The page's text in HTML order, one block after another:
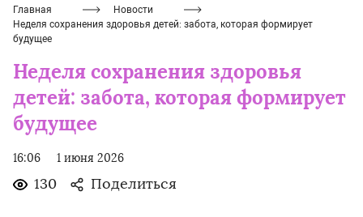
Главная
Новости
Неделя сохранения здоровья детей: забота, которая формирует
будущее
Неделя сохранения здоровья
детей: забота, которая формирует
будущее
16:06 1 июня 2026
130 Поделиться